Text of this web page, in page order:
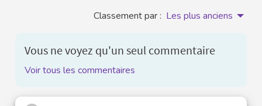
Classement par : Les plus anciens
Vous ne voyez qu'un seul commentaire
Voir tous les commentaires